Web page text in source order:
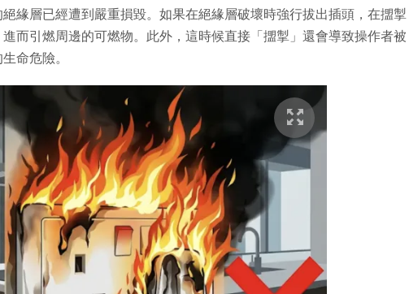
緣層已經遭到嚴重損毀。如果在絕緣層破壞時強行拔出插頭，在擝掣
而引燃周邊的可燃物。此外，這時候直接「擝掣」還會導致操作者被
命危險。